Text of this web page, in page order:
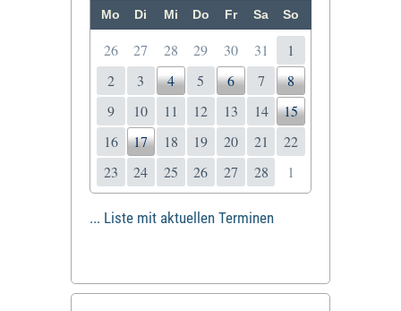
Mo Di Mi Do Fr Sa So
26 27 28 29 30 31
1
2
3 4 5 6 7
8
9
10 11 12 13 14
15
16
17 18 19 20 21
22
23
24 25 26 27 28 1
... Liste mit aktuellen Terminen